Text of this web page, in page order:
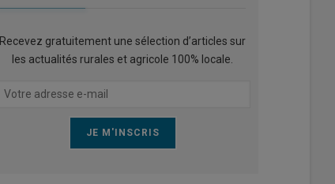
Recevez gratuitement une sélection d’articles sur
les actualités rurales et agricole 100% locale.